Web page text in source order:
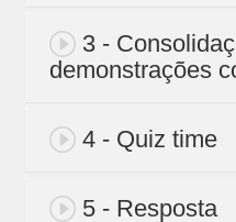
3 -
demonstrações
4 - Quiz time
5 - Resposta